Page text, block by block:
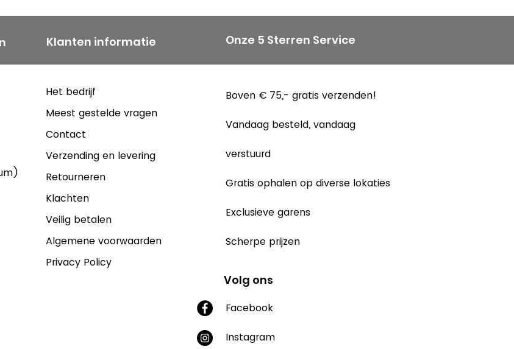
Klanten informatie Onze 5 Sterren Service
Het bedrijf
Meest gestelde vragen
Contact
Verzending en levering
Retourneren
Klachten
Veilig betalen
Algemene voorwaarden
Privacy Policy
Boven € 75,- gratis verzenden!
Vandaag besteld, vandaag
verstuurd
Gratis ophalen op diverse lokaties
Exclusieve garens
Scherpe prijzen
Volg ons
Facebook
Instagram